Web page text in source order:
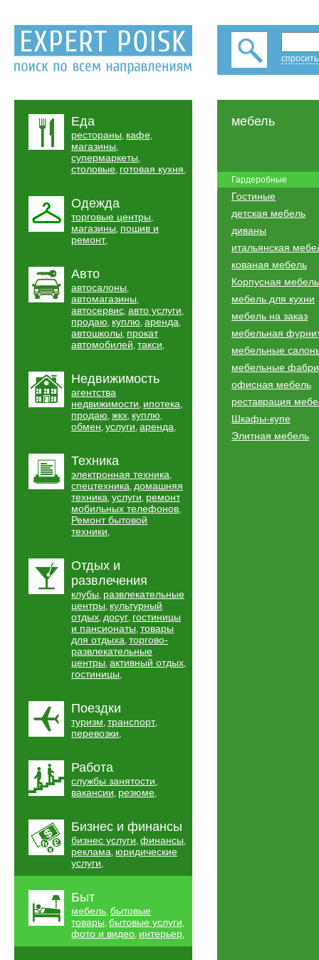
Еда
рестораны, кафе,
магазины,
супермаркеты,
столовые, готовая кухня,
Одежда
торговые центры,
магазины, пошив и
ремонт,
Авто
автосалоны,
автомагазины,
автосервис, авто услуги,
продаю, куплю, аренда,
автошколы, прокат
автомобилей, такси,
Недвижимость
агентства
недвижимости, ипотека,
продаю, жкх, куплю,
обмен, услуги, аренда,
Техника
электронная техника,
спецтехника, домашняя
техника, услуги, ремонт
мобильных телефонов,
Ремонт бытовой
техники,
Отдых и
развлечения
клубы, развлекательные
центры, культурный
отдых, досуг, гостиницы
и пансионаты, товары
для отдыха, торгово-
развлекательные
центры, активный отдых,
гостиницы,
Поездки
туризм, транспорт,
перевозки,
Работа
службы занятости,
вакансии, резюме,
Бизнес и финансы
бизнес услуги, финансы,
реклама, юридические
услуги,
Быт
мебель, бытовые
товары, бытовые услуги,
фото и видео, интерьер,
мебель
Гардеробные
Гостиные
детская мебель
диваны
итальянская
кованая мебель
Корпусная мебель
мебель для кухни
мебель на заказ
мебельная
мебельные
мебельные
офисная мебель
реставрация
Шкафы-купе
Элитная мебель